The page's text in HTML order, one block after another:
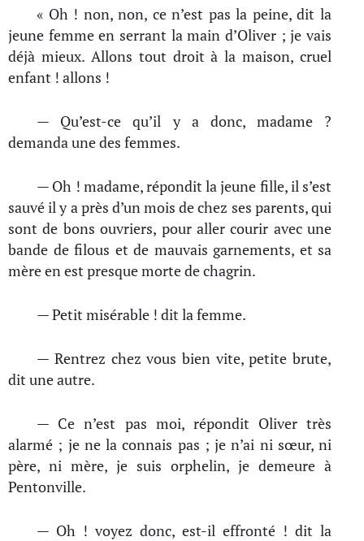
« Oh ! non, non, ce n’est pas la peine, dit la
jeune femme en serrant la main d’Oliver ; je vais
déjà mieux. Allons tout droit à la maison, cruel
enfant ! allons !
— Qu’est-ce qu’il y a donc, madame ?
demanda une des femmes.
— Oh ! madame, répondit la jeune fille, il s’est
sauvé il y a près d’un mois de chez ses parents, qui
sont de bons ouvriers, pour aller courir avec une
bande de filous et de mauvais garnements, et sa
mère en est presque morte de chagrin.
— Petit misérable ! dit la femme.
— Rentrez chez vous bien vite, petite brute,
dit une autre.
— Ce n’est pas moi, répondit Oliver très
alarmé ; je ne la connais pas ; je n’ai ni sœur, ni
père, ni mère, je suis orphelin, je demeure à
Pentonville.
— Oh ! voyez donc, est-il effronté ! dit la